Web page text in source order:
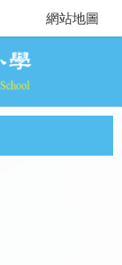
網站地圖